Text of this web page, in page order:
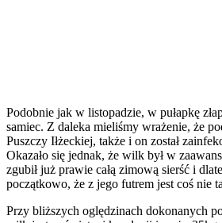
Podobnie jak w listopadzie, w pułapkę
samiec. Z daleka mieliśmy wrażenie, że
Puszczy Iłżeckiej, także i on został
Okazało się jednak, że wilk był w
zgubił już prawie całą zimową sierść i
początkowo, że z jego futrem jest coś nie
Przy bliższych oględzinach dokonanych